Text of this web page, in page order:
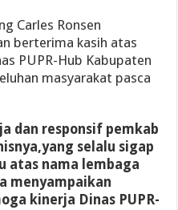
Carles Ronsen
berterima kasih atas
PUPR-Hub Kabupaten
masyarakat pasca
dan responsif pemkab
selalu sigap
atas nama lembaga
menyampaikan
kinerja Dinas PUPR-